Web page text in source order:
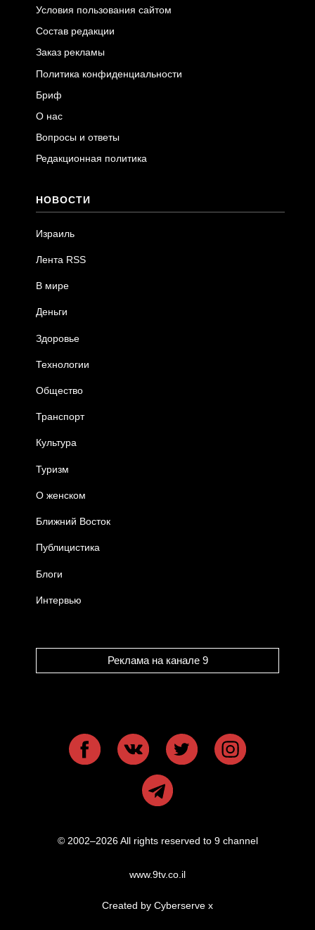
Условия пользования сайтом
Состав редакции
Заказ рекламы
Политика конфиденциальности
Бриф
О нас
Вопросы и ответы
Редакционная политика
НОВОСТИ
Израиль
Лента RSS
В мире
Деньги
Здоровье
Технологии
Общество
Транспорт
Культура
Туризм
О женском
Ближний Восток
Публицистика
Блоги
Интервью
Реклама на канале 9
© 2002–2026 All rights reserved to 9 channel
www.9tv.co.il
Created by Cyberserve x